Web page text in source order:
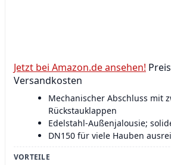
Jetzt bei Amazon.de ansehen!
Versandkosten
Mechanischer Abschluss mit
Rückstauklappen
Edelstahl-Außenjalousie;
DN150 für viele Hauben
VORTEILE